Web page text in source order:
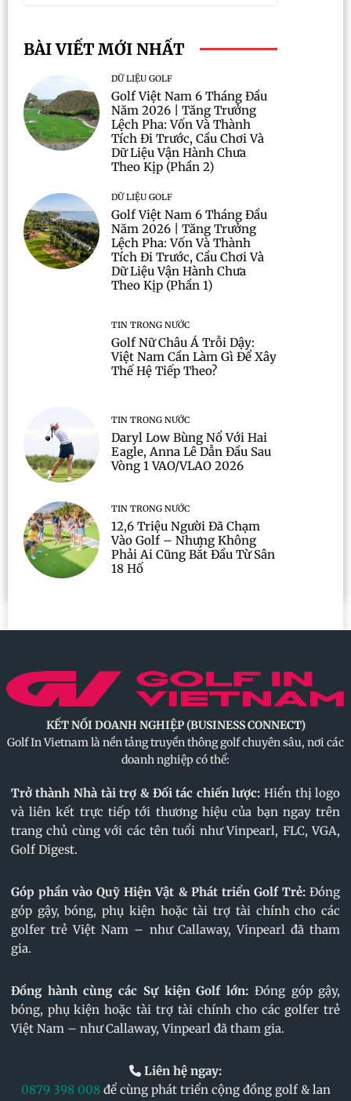
BÀI VIẾT MỚI NHẤT
DỮ LIỆU GOLF
Golf Việt Nam 6 Tháng Đầu
Năm 2026 | Tăng Trưởng
Lệch Pha: Vốn Và Thành
Tích Đi Trước, Cầu Chơi Và
Dữ Liệu Vận Hành Chưa
Theo Kịp (Phần 2)
DỮ LIỆU GOLF
Golf Việt Nam 6 Tháng Đầu
Năm 2026 | Tăng Trưởng
Lệch Pha: Vốn Và Thành
Tích Đi Trước, Cầu Chơi Và
Dữ Liệu Vận Hành Chưa
Theo Kịp (Phần 1)
TIN TRONG NƯỚC
Golf Nữ Châu Á Trỗi Dậy:
Việt Nam Cần Làm Gì Để Xây
Thế Hệ Tiếp Theo?
TIN TRONG NƯỚC
Daryl Low Bùng Nổ Với Hai
Eagle, Anna Lê Dẫn Đầu Sau
Vòng 1 VAO/VLAO 2026
TIN TRONG NƯỚC
12,6 Triệu Người Đã Chạm
Vào Golf – Nhưng Không
Phải Ai Cũng Bắt Đầu Từ Sân
18 Hố
KẾT NỐI DOANH NGHIỆP (BUSINESS CONNECT)
Golf In Vietnam là nền tảng truyền thông golf chuyên sâu, nơi các
doanh nghiệp có thể:
Trở thành Nhà tài trợ & Đối tác chiến lược: Hiển thị logo
và liên kết trực tiếp tới thương hiệu của bạn ngay trên
trang chủ cùng với các tên tuổi như Vinpearl, FLC, VGA,
Golf Digest.
Góp phần vào Quỹ Hiện Vật & Phát triển Golf Trẻ: Đóng
góp gậy, bóng, phụ kiện hoặc tài trợ tài chính cho các
golfer trẻ Việt Nam – như Callaway, Vinpearl đã tham
gia.
Đồng hành cùng các Sự kiện Golf lớn: Đóng góp gậy,
bóng, phụ kiện hoặc tài trợ tài chính cho các golfer trẻ
Việt Nam – như Callaway, Vinpearl đã tham gia.
Liên hệ ngay:
0879 398 008 để cùng phát triển cộng đồng golf & lan